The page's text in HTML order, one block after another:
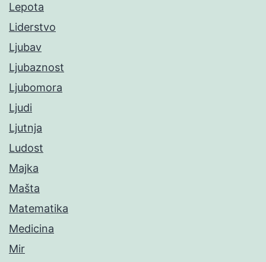
Lepota
Liderstvo
Ljubav
Ljubaznost
Ljubomora
Ljudi
Ljutnja
Ludost
Majka
Mašta
Matematika
Medicina
Mir